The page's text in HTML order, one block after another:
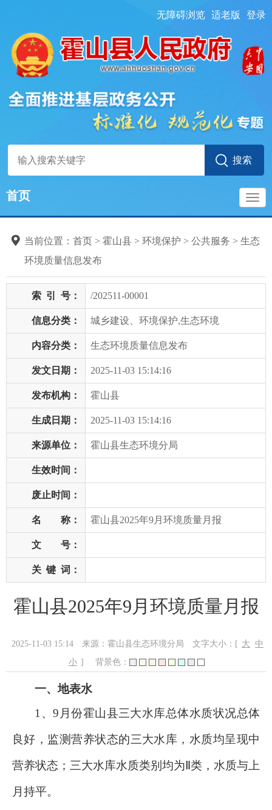
无障碍浏览 适老版 登录
首页
当前位置： 首页 > 霍山县 > 环境保护 > 公共服务 > 生态
环境质量信息发布
索 引 号： /202511-00001
信息分类： 城乡建设、环境保护,生态环境
内容分类： 生态环境质量信息发布
发文日期： 2025-11-03 15:14:16
发布机构： 霍山县
生成日期： 2025-11-03 15:14:16
来源单位： 霍山县生态环境分局
生效时间：
废止时间：
名 称： 霍山县2025年9月环境质量月报
文 号：
关 键 词：
霍山县2025年9月环境质量月报
2025-11-03 15:14 来源：霍山县生态环境分局 文字大小：[ 大
中
小 ] 背景色：
一、地表水
1 、9 月份霍山县三大水库总体水质状况总体
良好 ，监测营养状态的三大水库， 水质均呈现中
营养状态； 三大水库水质类别均为Ⅱ类 ， 水质与上
月持平。